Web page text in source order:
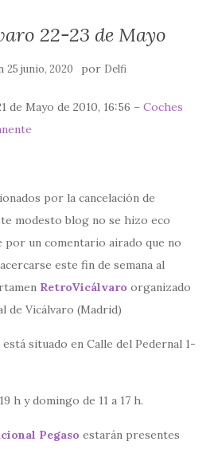
22-23 de Mayo
25 junio, 2020 por Delfi
de Mayo de 2010, 16:56 – Coches
por la cancelación de
modesto blog no se hizo eco
por un comentario airado que no
este fin de semana al
RetroVicálvaro organizado
Vicálvaro (Madrid)
situado en Calle del Pedernal 1-
h y domingo de 11 a 17 h.
Pegaso estarán presentes